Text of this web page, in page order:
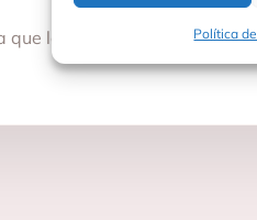
Política
los niños aprendan